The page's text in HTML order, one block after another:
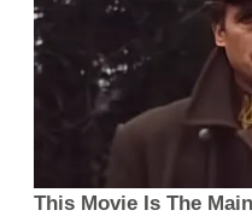
This Movie Is The